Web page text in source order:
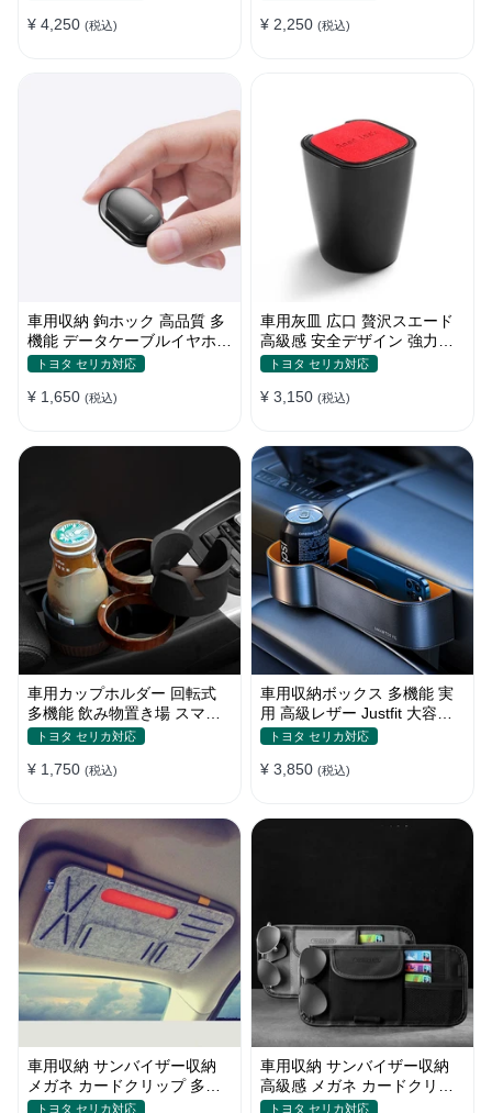
¥ 4,250 (税込) ¥ 2,250 (税込)
車用収納 鉤ホック 高品質 多
機能 データケーブルイヤホー
ン整理 便利 実用 留め具 ハン
トヨタ セリカ対応
¥ 1,650 (税込)
車用灰皿 広口 贅沢スエード
高級感 安全デザイン 強力密
閉性 おしゃれ 多色 カバー付
トヨタ セリカ対応
¥ 3,150 (税込)
車用カップホルダー 回転式
多機能 飲み物置き場 スマホ
ホルダー メガネラック 収納
トヨタ セリカ対応
¥ 1,750 (税込)
車用収納ボックス 多機能 実
用 高級レザー Justfit 大容量
シートポケット ギャップ 隙
トヨタ セリカ対応
¥ 3,850 (税込)
車用収納 サンバイザー収納
メガネ カードクリップ 多機
能 実用性 おしゃれ 多色 しっ
トヨタ セリカ対応
車用収納 サンバイザー収納
高級感 メガネ カードクリッ
プ 多機能 実用性 多色 おしゃ
トヨタ セリカ対応